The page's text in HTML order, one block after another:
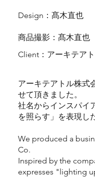
Design：髙木直也
商品撮影：髙木直也
Client：アーキテア
アーキテアトル株式
せて頂きました。
社名からインスパイ
を照らす」を表現し
We produced a
Co.
Inspired by the
expresses "lighting